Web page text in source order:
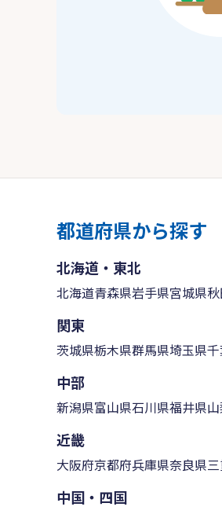
都道府県から探す
北海道・東北
北海道青森県岩手県宮城県
関東
茨城県栃木県群馬県埼玉県
中部
新潟県富山県石川県福井県
近畿
大阪府京都府兵庫県奈良県
中国・四国